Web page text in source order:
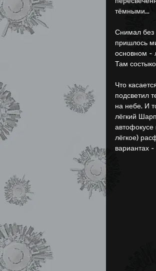
тёмными...
Снимал без
пришлось
основном -
Там
Что
подсветил
на небе. И
лёгкий
автофокусе
лёгкое)
вариантах